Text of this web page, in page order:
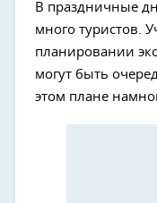
В праздничные
много туристов.
планировании
могут быть
этом плане